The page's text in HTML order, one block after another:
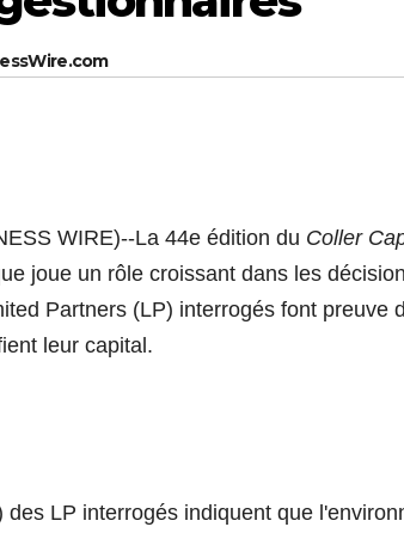
WIRE)--La 44e édition du Coller
joue un rôle croissant dans les
Partners (LP) interrogés font preuve
leur capital.
des LP interrogés indiquent que